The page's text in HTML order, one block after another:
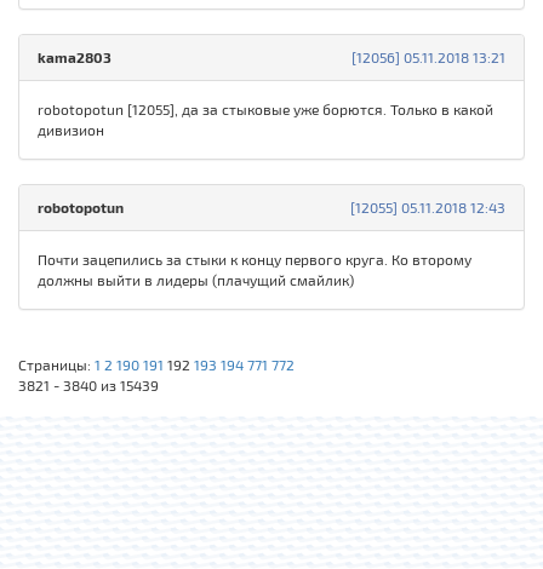
[12056] 05.11.2018 13:21
kama2803
robotopotun [12055], да за стыковые уже борются. Только в какой
дивизион
[12055] 05.11.2018 12:43
robotopotun
Почти зацепились за стыки к концу первого круга. Ко второму
должны выйти в лидеры (плачущий смайлик)
Страницы: 1 2 190 191 192 193 194 771 772
3821 - 3840 из 15439